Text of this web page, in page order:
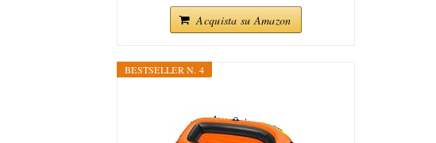
Acquista su Amazon
BESTSELLER N. 4